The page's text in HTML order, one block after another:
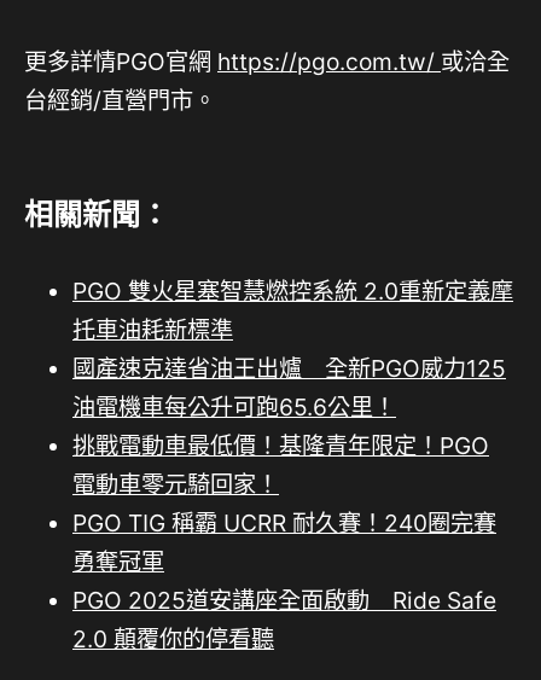
更多詳情PGO官網 https://pgo.com.tw/ 或洽全
台經銷/直營門市。
相關新聞：
PGO 雙火星塞智慧燃控系統 2.0重新定義摩
托車油耗新標準
國產速克達省油王出爐 全新PGO威力125
油電機車每公升可跑65.6公里！
挑戰電動車最低價！基隆青年限定！PGO
電動車零元騎回家！
PGO TIG 稱霸 UCRR 耐久賽！240圈完賽
勇奪冠軍
PGO 2025道安講座全面啟動 Ride Safe
2.0 顛覆你的停看聽